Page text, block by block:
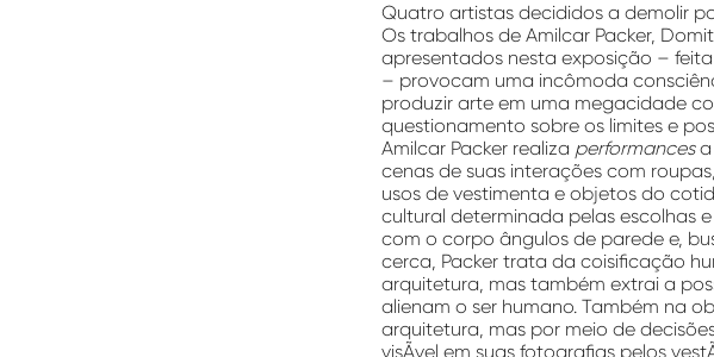
Quatro artistas decididos a demolir
Os trabalhos de Amilcar Packer,
apresentados nesta exposição –
– provocam uma incômoda
produzir arte em uma megacidade
questionamento sobre os limites e
Amilcar Packer realiza performances
cenas de suas interações com
usos de vestimenta e objetos do
cultural determinada pelas escolhas
com o corpo ângulos de parede e,
cerca, Packer trata da coisificação
arquitetura, mas também extrai a
alienam o ser humano. Também na
arquitetura, mas por meio de
visÃ­vel em suas fotografias pelos